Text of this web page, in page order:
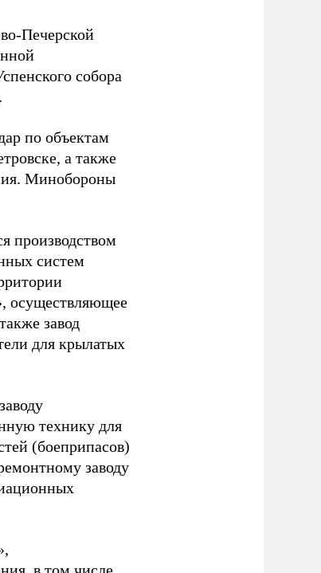
Печерской
собора
по объектам
а также
Минобороны
производством
систем
осуществляющее
завод
для крылатых
технику для
(боеприпасов)
заводу